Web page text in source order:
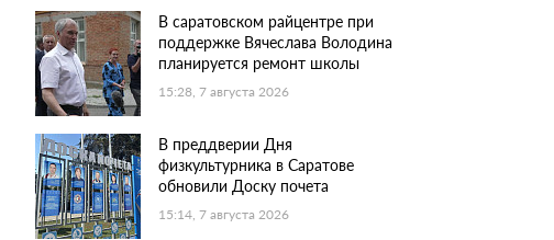
В саратовском райцентре при
поддержке Вячеслава Володина
планируется ремонт школы
15:28, 7 августа 2026
В преддверии Дня
физкультурника в Саратове
обновили Доску почета
15:14, 7 августа 2026